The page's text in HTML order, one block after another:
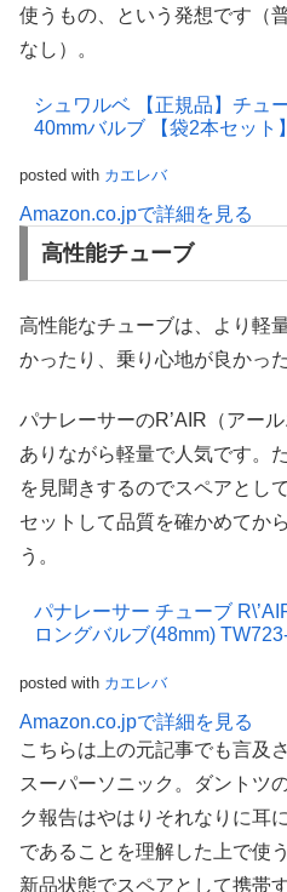
使うもの、という発想です（
なし）。
シュワルベ 【正規品】チュ
40mmバルブ 【袋2本セット
posted with カエレバ
Amazon.co.jpで詳細を見る
高性能チューブ
高性能なチューブは、より軽
かったり、乗り心地が良かっ
パナレーサーのR’AIR（アー
ありながら軽量で人気です。
を見聞きするのでスペアとし
セットして品質を確かめてか
う。
パナレーサー チューブ
ロングバルブ(48mm)
posted with カエレバ
Amazon.co.jpで詳細を見る
こちらは上の元記事でも言及
スーパーソニック。ダントツ
ク報告はやはりそれなりに耳
であることを理解した上で使
新品状態でスペアとして携帯